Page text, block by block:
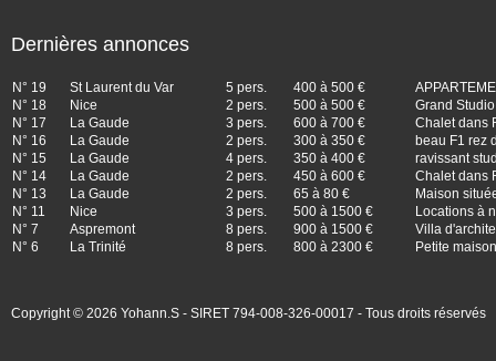
Dernières annonces
N° 19 St Laurent du Var 5 pers. 400 à 500 €
N° 18
Nice 2 pers. 500 à 500 €
Grand
N° 17
La Gaude 3 pers. 600 à 700 €
Chalet dans
N° 16
La Gaude 2 pers. 300 à 350 €
beau F1 rez
N° 15
La Gaude 4 pers. 350 à 400 €
ravissant
N° 14
La Gaude 2 pers. 450 à 600 €
Chalet dans
N° 13
La Gaude 2 pers. 65 à 80 €
Maison
N° 11
Nice 3 pers. 500 à 1500 €
Locations à
N° 7
Aspremont 8 pers. 900 à 1500 €
Villa
N° 6
La Trinité 8 pers. 800 à 2300 € Petite
Copyright © 2026 Yohann.S - SIRET 794-008-326-00017 - Tous droits réservés